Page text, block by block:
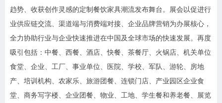
趋势、收获创作灵感的定制餐饮家具潮流发布舞台。 展会以促进行
业供应链交流、渠道端与消费端对接、企业品牌营销为办展核心，
全力协助行业与企业快速推进在中国及全球市场的快速发展。再度
吸引包括：中餐、西餐、酒店、快餐、茶餐厅、火锅店、机关单位
食堂、 企业、工厂、事业单位、医院、学校、军队、游轮、房地
产、培训机构、农家乐、旅游团餐、连锁门店、 产业园区企业食
堂、 商务写字楼、企业团餐、物业、工地、 学生餐和养老餐、展览